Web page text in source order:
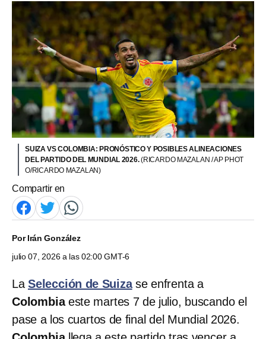
SUIZA VS COLOMBIA: PRONÓSTICO Y POSIBLES ALINEACIONES
DEL PARTIDO DEL MUNDIAL 2026.(RICARDO MAZALAN / AP PHOT
O/RICARDO MAZALAN)
Compartir en
PorIrán González
julio 07, 2026 a las 02:00 GMT-6
La Selección de Suiza se enfrenta a
Colombiaeste martes 7 de julio, buscando el
pase a los cuartos de final del Mundial 2026.